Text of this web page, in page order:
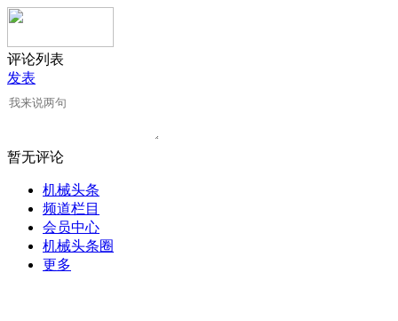
评论列表
发表
暂无评论
机械头条
频道栏目
会员中心
机械头条圈
更多